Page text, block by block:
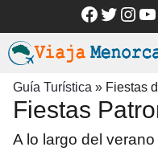
contenido
Twitter
Guía Turística » Fiestas
Fiestas
A lo largo del